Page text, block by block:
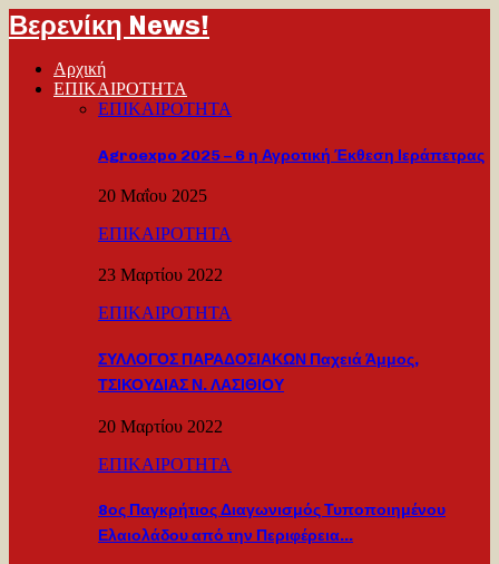
Βερενίκη News!
Αρχική
ΕΠΙΚΑΙΡΟΤΗΤΑ
ΕΠΙΚΑΙΡΟΤΗΤΑ
Agroexpo 2025 – 6 η Αγροτική Έκθεση Ιεράπετρας
20 Μαΐου 2025
ΕΠΙΚΑΙΡΟΤΗΤΑ
23 Μαρτίου 2022
ΕΠΙΚΑΙΡΟΤΗΤΑ
ΣΥΛΛΟΓΟΣ ΠΑΡΑΔΟΣΙΑΚΩΝ Παχειά Άμμος,
ΤΣΙΚΟΥΔΙΑΣ Ν. ΛΑΣΙΘΙΟΥ
20 Μαρτίου 2022
ΕΠΙΚΑΙΡΟΤΗΤΑ
8ος Παγκρήτιος Διαγωνισμός Τυποποιημένου
Ελαιολάδου από την Περιφέρεια…